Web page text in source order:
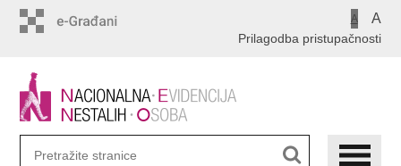
A A
Prilagodba pristupačnosti